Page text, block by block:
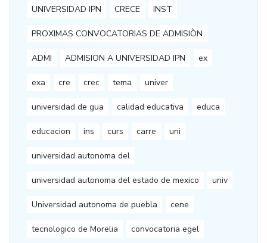
UNIVERSIDAD IPN CRECE INST
PROXIMAS CONVOCATORIAS DE ADMISIÒN
ADMI ADMISION A UNIVERSIDAD IPN ex
exa cre crec tema univer
universidad de gua calidad educativa educa
educacion ins curs carre uni
universidad autonoma del
universidad autonoma del estado de mexico univ
Universidad autonoma de puebla cene
tecnologico de Morelia convocatoria egel